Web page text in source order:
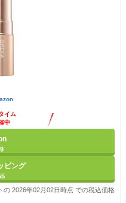
イム
中
ピング
2026年02月02日時点 での税込価格